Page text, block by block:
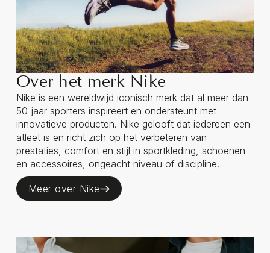
Over het merk Nike
Nike is een wereldwijd iconisch merk dat al meer dan
50 jaar sporters inspireert en ondersteunt met
innovatieve producten. Nike gelooft dat iedereen een
atleet is en richt zich op het verbeteren van
prestaties, comfort en stijl in sportkleding, schoenen
en accessoires, ongeacht niveau of discipline.
Meer over Nike